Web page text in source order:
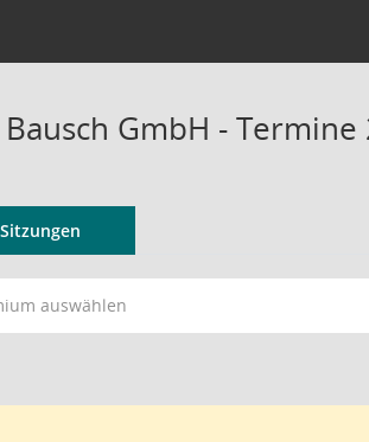
GmbH - Termine
Sitzungen
auswählen